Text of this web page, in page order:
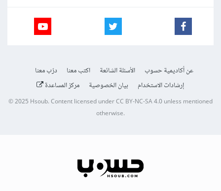
عن أكاديمية حسوب الأسئلة الشائعة اكتب معنا
درّب معنا
إرشادات الاستخدام
بيان الخصوصية مركز المساعدة
© 2025Hsoub.Content licensed underCC BY-NC-SA 4.0unless mentioned
otherwise.